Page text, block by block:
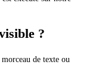
?
de texte ou